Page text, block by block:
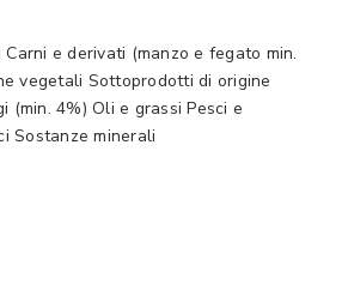
Carni e derivati (manzo e fegato min.
vegetali Sottoprodotti di origine
(min. 4%) Oli e grassi Pesci e
Sostanze minerali